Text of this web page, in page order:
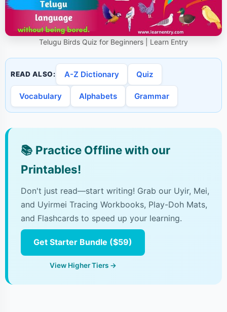
Telugu Birds Quiz for Beginners | Learn Entry
READ ALSO: A-Z Dictionary Quiz
Vocabulary Alphabets Grammar
📚 Practice Offline with our
Printables!
Don't just read—start writing! Grab our Uyir, Mei,
and Uyirmei Tracing Workbooks, Play-Doh Mats,
and Flashcards to speed up your learning.
Get Starter Bundle ($59)
View Higher Tiers →